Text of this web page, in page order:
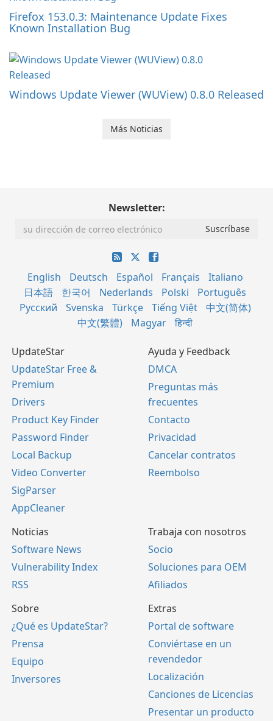
Firefox 153.0.3: Maintenance Update Fixes
Known Installation Bug
Windows Update Viewer (WUView) 0.8.0 Released
Más Noticias
Newsletter:
English Deutsch Español Français
Italiano
日本語
한국어 Nederlands Polski
Português
Русский
Svenska Türkçe Tiếng Việt
中文(简体)
中文(繁體)
Magyar हिन्दी
UpdateStar
UpdateStar Free &
Premium
Drivers
Product Key Finder
Password Finder
Local Backup
Video Converter
SigParser
AppCleaner
Ayuda y Feedback
DMCA
Preguntas más
frecuentes
Contacto
Privacidad
Cancelar contratos
Reembolso
Noticias
Software News
Vulnerability Index
RSS
Trabaja con nosotros
Socio
Soluciones para OEM
Afiliados
Sobre
¿Qué es UpdateStar?
Prensa
Equipo
Inversores
Extras
Portal de software
Conviértase en un
revendedor
Localización
Canciones de Licencias
Presentar un producto